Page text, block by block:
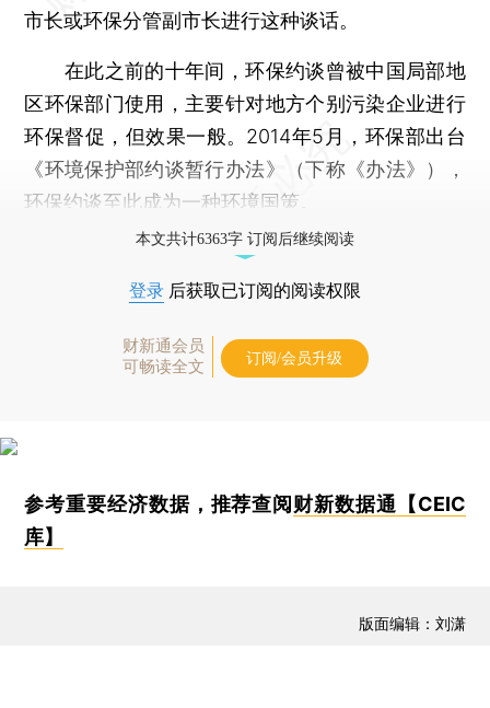
市长或环保分管副市长进行这种谈话。
在此之前的十年间，环保约谈曾被中国局部地
区环保部门使用，主要针对地方个别污染企业进行
环保督促，但效果一般。2014年5月，环保部出台
《环境保护部约谈暂行办法》（下称《办法》），
环保约谈至此成为一种环境国策。
本文共计6363字 订阅后继续阅读
登录 后获取已订阅的阅读权限
财新通会员
可畅读全文
订阅/会员升级
参考重要经济数据，推荐查阅 财新数据通【CEIC
库】
版面编辑：刘潇